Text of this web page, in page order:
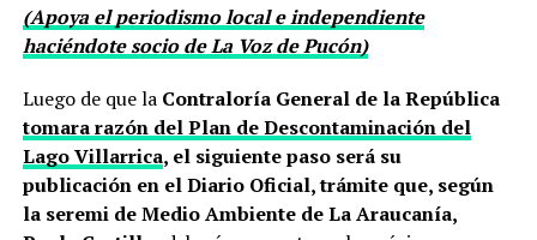
(Apoya el periodismo local e independiente
haciéndote socio de La Voz de Pucón)
Luego de que la Contraloría General de la República
tomara razón del Plan de Descontaminación del
Lago Villarrica, el siguiente paso será su
publicación en el Diario Oficial, trámite que, según
la seremi de Medio Ambiente de La Araucanía,